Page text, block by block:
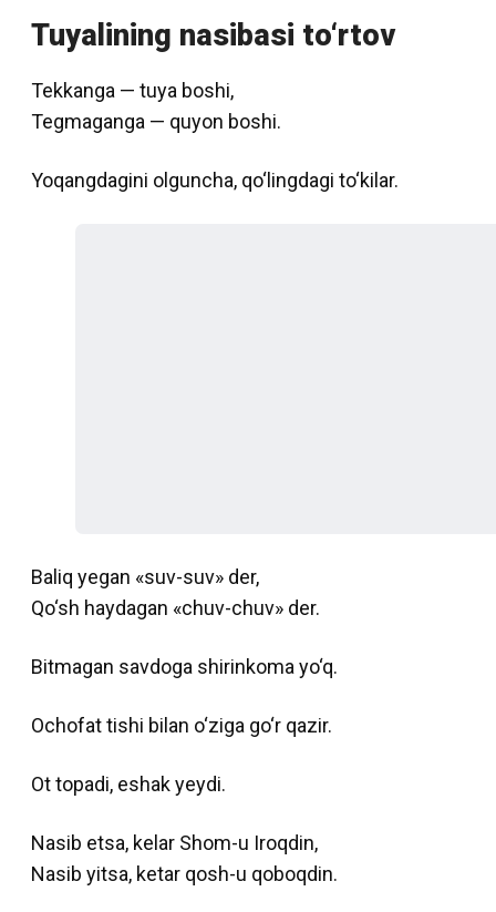
Tuyalining nasibasi to‘rtov
Tekkanga — tuya boshi,
Tegmaganga — quyon boshi.
Yoqangdagini olguncha, qo‘lingdagi to‘kilar.
Baliq yegan «suv-suv» der,
Qo‘sh haydagan «chuv-chuv» der.
Bitmagan savdoga shirinkoma yo‘q.
Ochofat tishi bilan o‘ziga go‘r qazir.
Ot topadi, eshak yeydi.
Nasib etsa, kelar Shom-u Iroqdin,
Nasib yitsa, ketar qosh-u qoboqdin.